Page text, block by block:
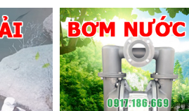
mại, khu vui chơi, trung tâm
nhiều không gian khác nhau